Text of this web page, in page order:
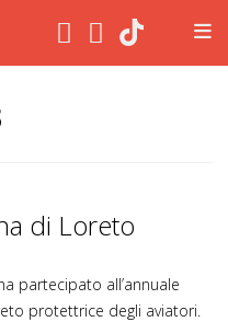
.
di Loreto
partecipato all’annuale
protettrice degli aviatori.